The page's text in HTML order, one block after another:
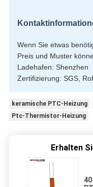
Wenn Sie etwas
Preis und Muster
Ladehafen: Shenzhen
Zertifizierung: SGS,
keramische PTC-Heizung
Ptc-Thermistor-Heizung
Erhalten